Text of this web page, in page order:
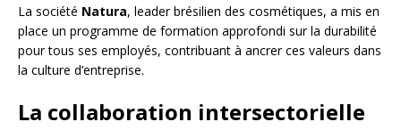
La société Natura, leader brésilien des cosmétiques, a mis en
place un programme de formation approfondi sur la durabilité
pour tous ses employés, contribuant à ancrer ces valeurs dans
la culture d’entreprise.
La collaboration intersectorielle